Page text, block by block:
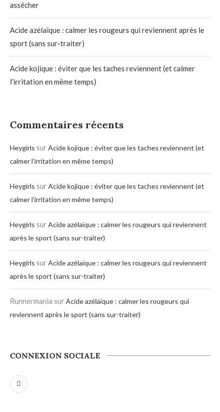
assécher
Acide azélaïque : calmer les rougeurs qui reviennent après le
sport (sans sur-traiter)
Acide kojique : éviter que les taches reviennent (et calmer
l’irritation en même temps)
Commentaires récents
Heygirls surAcide kojique : éviter que les taches reviennent (et
calmer l’irritation en même temps)
Heygirls surAcide kojique : éviter que les taches reviennent (et
calmer l’irritation en même temps)
Heygirls surAcide azélaïque : calmer les rougeurs qui reviennent
après le sport (sans sur-traiter)
Heygirls surAcide azélaïque : calmer les rougeurs qui reviennent
après le sport (sans sur-traiter)
Runnermania surAcide azélaïque : calmer les rougeurs qui
reviennent après le sport (sans sur-traiter)
CONNEXION SOCIALE